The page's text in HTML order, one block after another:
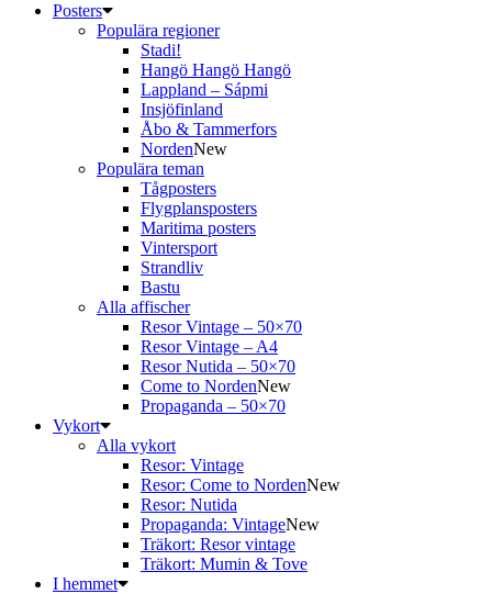
Posters
Populära regioner
Stadi!
Hangö Hangö Hangö
Lappland – Sápmi
Insjöfinland
Åbo & Tammerfors
NordenNew
Populära teman
Tågposters
Flygplansposters
Maritima posters
Vintersport
Strandliv
Bastu
Alla affischer
Resor Vintage – 50×70
Resor Vintage – A4
Resor Nutida – 50×70
Come to NordenNew
Propaganda – 50×70
Vykort
Alla vykort
Resor: Vintage
Resor: Come to NordenNew
Resor: Nutida
Propaganda: VintageNew
Träkort: Resor vintage
Träkort: Mumin & Tove
I hemmet